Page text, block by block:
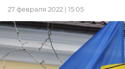
27 февраля 2022 | 15:05